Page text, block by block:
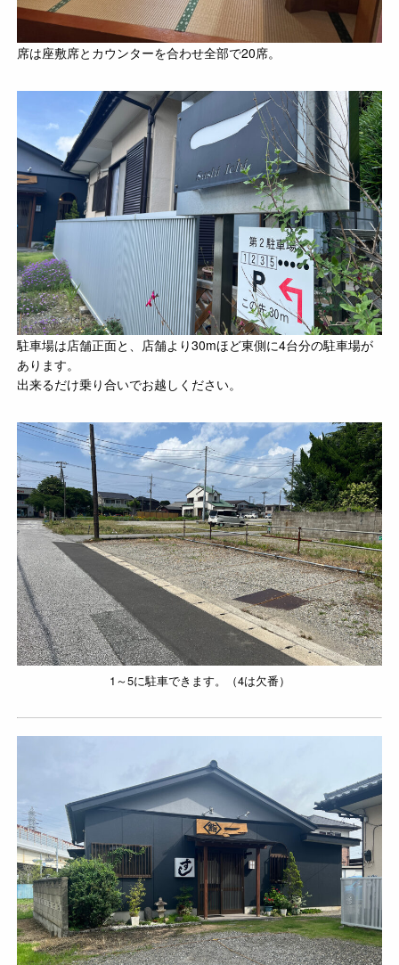
席は座敷席とカウンターを合わせ全部で20席。
駐車場は店舗正面と、店舗より30mほど東側に4台分の駐車場が
あります。
出来るだけ乗り合いでお越しください。
1～5に駐車できます。（4は欠番）